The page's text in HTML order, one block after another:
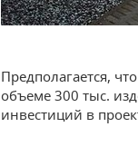
Предполагается,
объеме 300 тыс.
инвестиций в